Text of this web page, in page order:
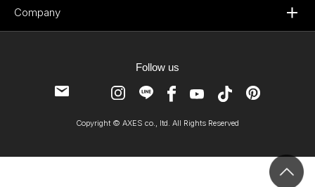
Company
Follow us
Copyright © AXES co., ltd. All Rights Reserved